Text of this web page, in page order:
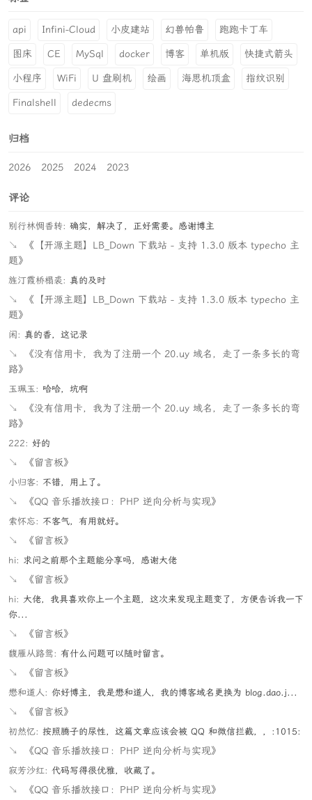
api Infini-Cloud 小皮建站 幻兽帕鲁 跑跑卡丁车
图床 CE MySql docker 博客 单机版 快捷式箭头
小程序 WiFi U 盘刷机 绘画 海思机顶盒 指纹识别
Finalshell dedecms
归档
2026 2025 2024 2023
评论
别行林惆香转: 确实，解决了，正好需要。感谢博主
↘
《【开源主题】LB_Down 下载站 - 支持 1.3.0 版本 typecho 主
题》
旌汀霞桥榻裘: 真的及时
↘
《【开源主题】LB_Down 下载站 - 支持 1.3.0 版本 typecho 主
题》
闲: 真的香，这记录
↘
《没有信用卡，我为了注册一个 20.uy 域名，走了一条多长的弯
路》
玉珮玉: 哈哈，坑啊
↘
《没有信用卡，我为了注册一个 20.uy 域名，走了一条多长的弯
路》
222: 好的
↘ 《留言板》
小归客: 不错，用上了。
↘ 《QQ 音乐播放接口：PHP 逆向分析与实现》
索怀忘: 不客气，有用就好。
↘ 《留言板》
hi: 求问之前那个主题能分享吗，感谢大佬
↘ 《留言板》
hi: 大佬，我具喜欢你上一个主题，这次来发现主题变了，方便告诉我一下
你...
↘ 《留言板》
馥雁从路鸳: 有什么问题可以随时留言。
↘ 《留言板》
懋和道人: 你好博主，我是懋和道人，我的博客域名更换为 blog.dao.j...
↘ 《留言板》
初然忆: 按照腾子的尿性，这篇文章应该会被 QQ 和微信拦截，，:1015:
↘ 《QQ 音乐播放接口：PHP 逆向分析与实现》
寂芳沙红: 代码写得很优雅，收藏了。
↘ 《QQ 音乐播放接口：PHP 逆向分析与实现》